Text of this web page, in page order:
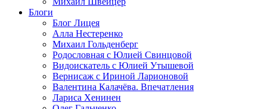
Блоги
Блог Лицея
Алла Нестеренко
Михаил Гольденберг
Родословная с Юлией Свинцовой
Видоискатель с Юлией Утышевой
Вернисаж с Ириной Ларионовой
Валентина Калачёва. Впечатления
Лариса Хенинен